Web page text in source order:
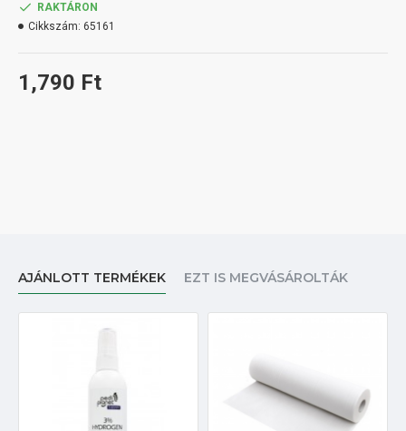
1,790 Ft
RAKTÁRON
Cikkszám: 65161
AJÁNLOTT TERMÉKEK EZT IS MEGVÁSÁROLTÁK